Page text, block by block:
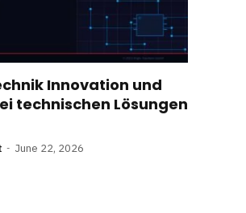
Innovation und
technischen Lösungen
June 22, 2026